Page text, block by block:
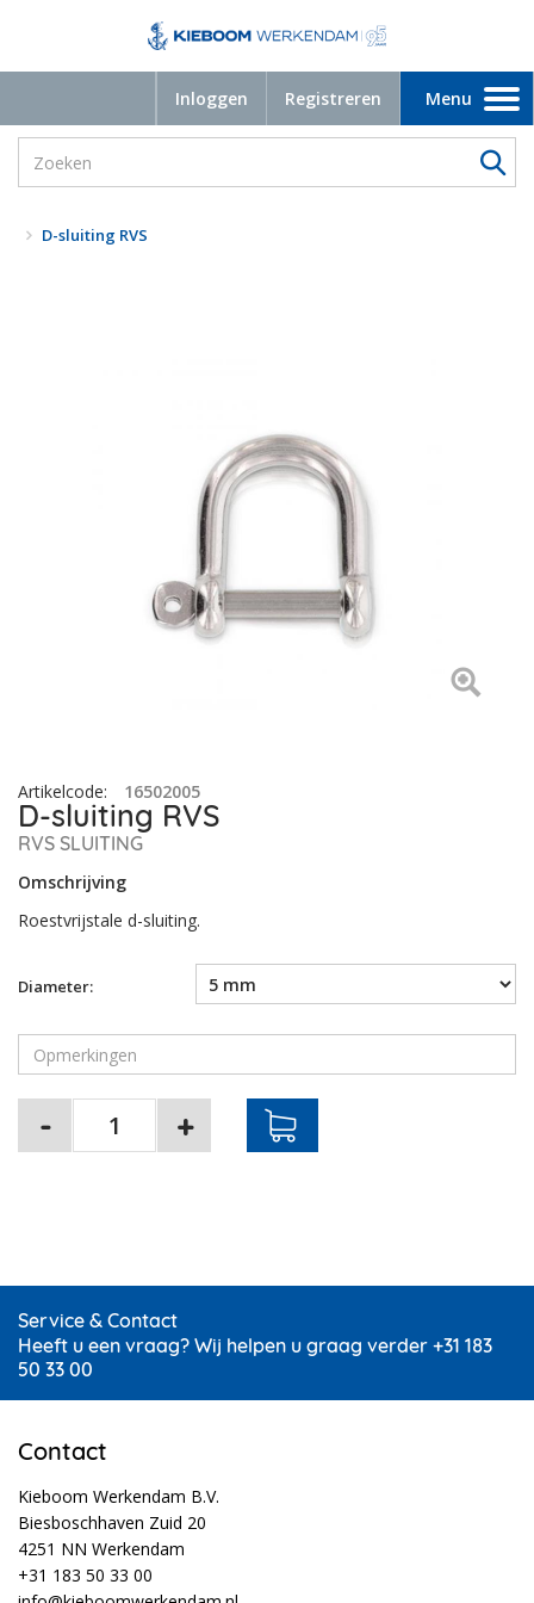
Inloggen Registreren
Toggle
navigation
Menu
D-sluiting RVS
Artikelcode: 16502005
D-sluiting RVS
RVS SLUITING
Omschrijving
Roestvrijstale d-sluiting.
Diameter:
Service & Contact
Heeft u een vraag? Wij helpen u graag verder +31 183
50 33 00
Contact
Kieboom Werkendam B.V.
Biesboschhaven Zuid 20
4251 NN Werkendam
+31 183 50 33 00